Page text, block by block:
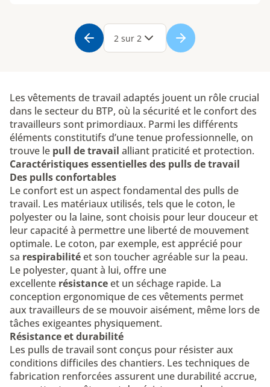
2 sur 2
Les vêtements de travail adaptés jouent un rôle crucial
dans le secteur du BTP, où la sécurité et le confort des
travailleurs sont primordiaux. Parmi les différents
éléments constitutifs d’une tenue professionnelle, on
trouve le pull de travail alliant praticité et protection.
Caractéristiques essentielles des pulls de travail
Des pulls confortables
Le confort est un aspect fondamental des pulls de
travail. Les matériaux utilisés, tels que le coton, le
polyester ou la laine, sont choisis pour leur douceur et
leur capacité à permettre une liberté de mouvement
optimale. Le coton, par exemple, est apprécié pour
sa respirabilitéet son toucher agréable sur la peau.
Le polyester, quant à lui, offre une
excellente résistanceet un séchage rapide. La
conception ergonomique de ces vêtements permet
aux travailleurs de se mouvoir aisément, même lors de
tâches exigeantes physiquement.
Résistance et durabilité
Les pulls de travail sont conçus pour résister aux
conditions difficiles des chantiers. Les techniques de
fabrication renforcées assurent une durabilité accrue,